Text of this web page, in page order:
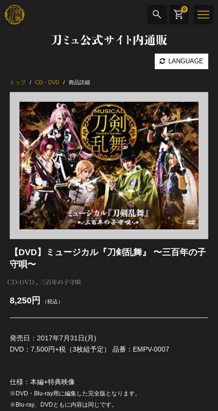
刀ミュ公式サイト内通販
LANGUAGE
0
CD・DVD BOOK その他
最新カテゴリー
加州清光 単騎出陣 極
髭切 単騎出陣 ～夢幻泡影～
江 おん すていじ かうんとだうんぱーてぃー
トップ CD・DVD 商品詳細
【DVD】ミュージカル『刀剣乱舞』 〜三百年の子
守唄〜
CD・DVD 三百年の子守唄
8,250円 （税込）
発売日：2017年7月31日(月)
DVD：7,500円+税（3枚組予定） 品番：EMPV-0007
仕様：本編+特典映像
※DVD・Blu-ray用に編集した完全版となります。
※Blu-ray、DVDともに内容は同じです。